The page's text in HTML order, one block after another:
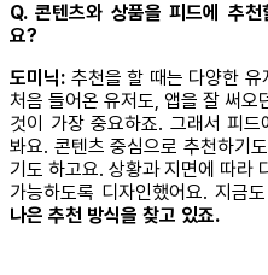
Q. 콘텐츠와 상품을 피드에 추
요?
도미닉: 추천을 할 때는 다양한
처음 들어온 유저도, 앱을 잘 써오
것이 가장 중요하죠. 그래서 피
봐요. 콘텐츠 중심으로 추천하기
기도 하고요. 상황과 지면에 따라
가능하도록 디자인했어요. 지금도
나은 추천 방식을 찾고 있죠.